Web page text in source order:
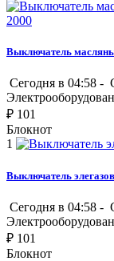
Выключатель
Сегодня в 04:58 -
₽ 101
Блокнот
1
Выключатель
Сегодня в 04:58 -
₽ 101
Блокнот